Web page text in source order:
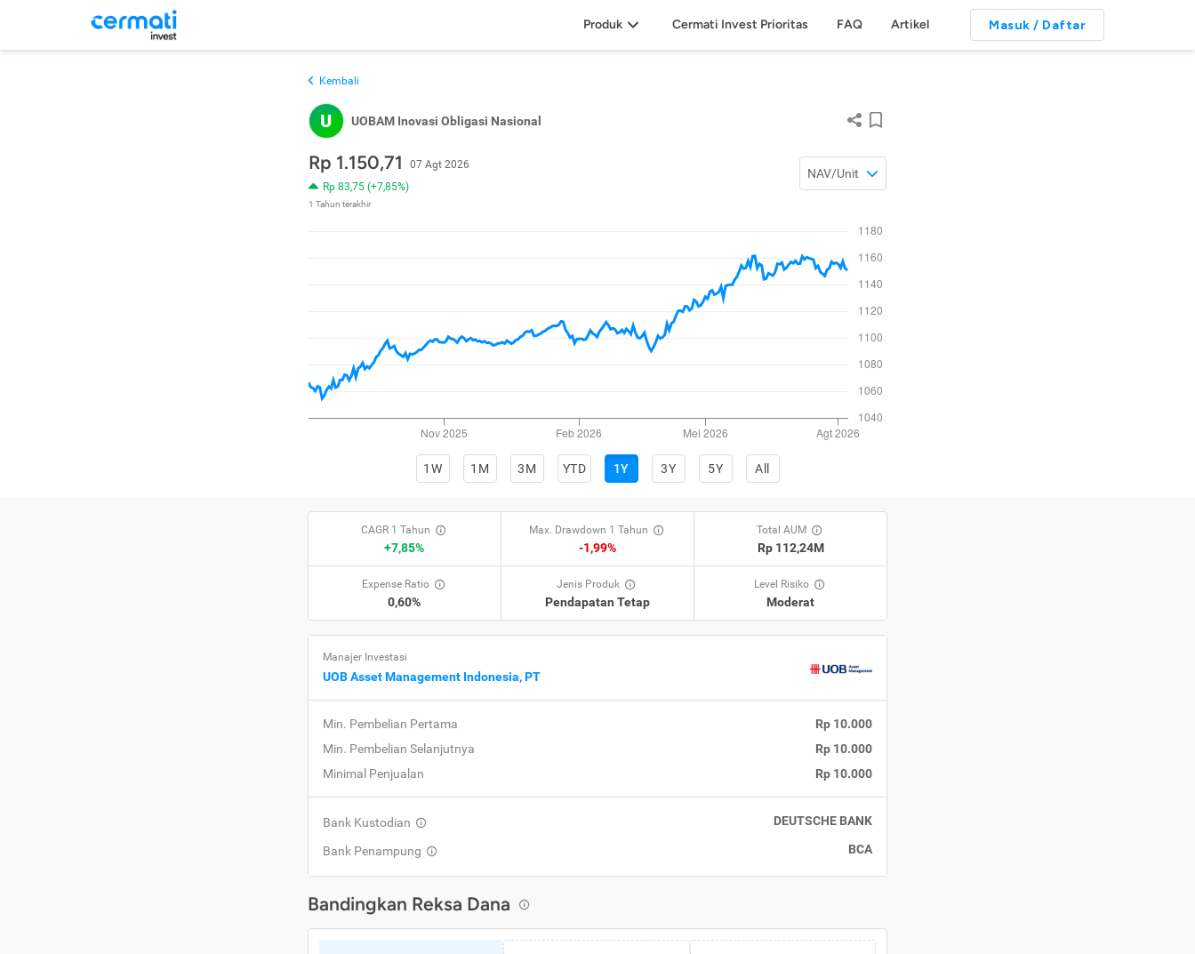
Produk Cermati Invest Prioritas FAQ Artikel Masuk / Daftar
Kembali
U UOBAM Inovasi Obligasi Nasional
Rp 1.150,71
07 Agt 2026
Rp 83,75 (+7,85%)
1 Tahun terakhir
NAV/Unit
1W 1M 3M YTD 1Y 3Y 5Y All
CAGR 1 Tahun
+7,85%
Max. Drawdown 1 Tahun
-1,99%
Total AUM
Rp 112,24M
Expense Ratio
0,60%
Jenis Produk
Pendapatan Tetap
Level Risiko
Moderat
Manajer Investasi
UOB Asset Management Indonesia, PT
Min. Pembelian Pertama
Rp 10.000
Min. Pembelian Selanjutnya
Rp 10.000
Minimal Penjualan
Rp 10.000
Bank Kustodian DEUTSCHE BANK
Bank Penampung BCA
Bandingkan Reksa Dana